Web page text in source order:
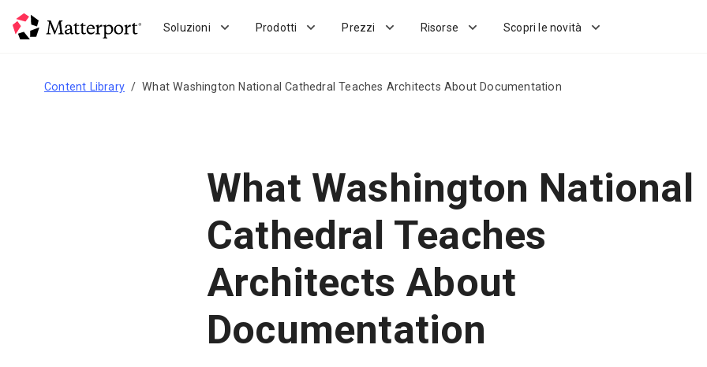
Soluzioni Prodotti Prezzi Risorse Scopri le novità
Content Library What Washington National Cathedral Teaches Architects About Documentation
What Washington National
Cathedral Teaches
Architects About
Documentation